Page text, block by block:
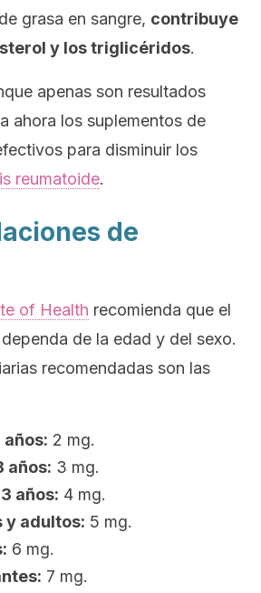
grasa en sangre, contribuye
y los triglicéridos.
apenas son resultados
ahora los suplementos de
para disminuir los
reumatoide.
de
of Health recomienda que el
de la edad y del sexo.
recomendadas son las
años: 2 mg.
años: 3 mg.
años: 4 mg.
y adultos: 5 mg.
6 mg.
7 mg.